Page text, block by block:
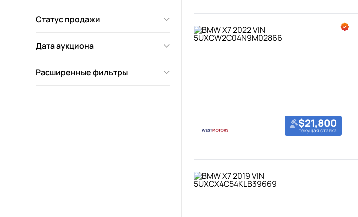
Статус продажи
Дата аукциона
Расширенные фильтры
$21,800
текущая ставка